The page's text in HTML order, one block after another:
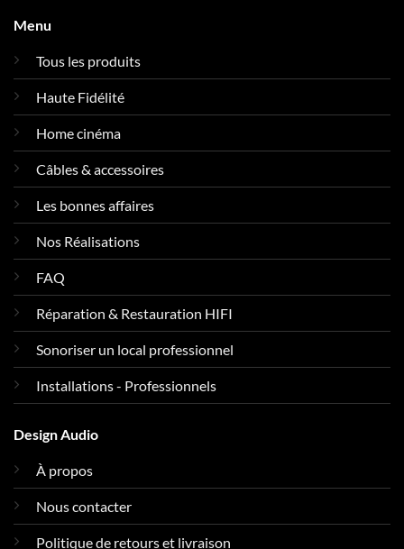
Menu
Tous les produits
Haute Fidélité
Home cinéma
Câbles & accessoires
Les bonnes affaires
Nos Réalisations
FAQ
Réparation & Restauration HIFI
Sonoriser un local professionnel
Installations - Professionnels
Design Audio
À propos
Nous contacter
Politique de retours et livraison